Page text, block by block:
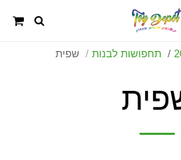
תחפושות לבנות שפית